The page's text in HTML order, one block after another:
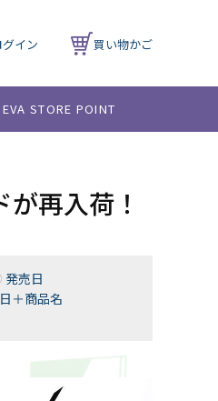
グイン 買い物かご
EVA STORE POINT
再入荷！
発売日
＋商品名